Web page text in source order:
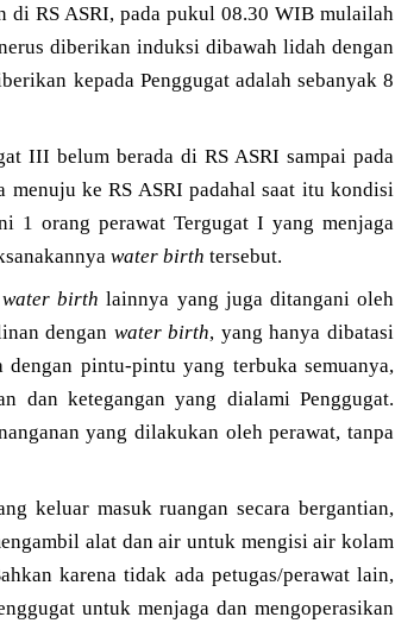
di RS ASRI, pada pukul 08.30 WIB mulailah
diberikan induksi dibawah lidah dengan
kepada Penggugat adalah sebanyak 8
III belum berada di RS ASRI sampai pada
ke RS ASRI padahal saat itu kondisi
1 orang perawat Tergugat I yang menjaga
water birth tersebut.
water birth lainnya yang juga ditangani oleh
dengan water birth, yang hanya dibatasi
pintu-pintu yang terbuka semuanya,
dan ketegangan yang dialami Penggugat.
yang dilakukan oleh perawat, tanpa
keluar masuk ruangan secara bergantian,
alat dan air untuk mengisi air kolam
karena tidak ada petugas/perawat lain,
untuk menjaga dan mengoperasikan